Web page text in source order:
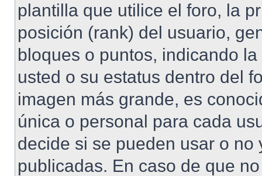
plantilla que utilice el foro, la
posición (rank) del usuario,
bloques o puntos, indicando
usted o su estatus dentro del
imagen más grande, es
única o personal para cada
decide si se pueden usar o
publicadas. En caso de que